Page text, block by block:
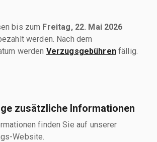
bis zum Freitag, 22. Mai 2026
werden. Nach dem
werden Verzugsgebührenfällig.
zusätzliche Informationen
finden Sie auf unserer
Website.